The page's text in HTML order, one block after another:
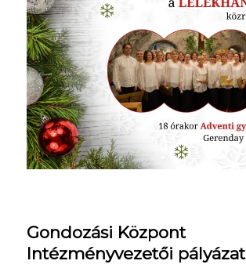
Gondozási Központ
Intézményvezetői pályázat